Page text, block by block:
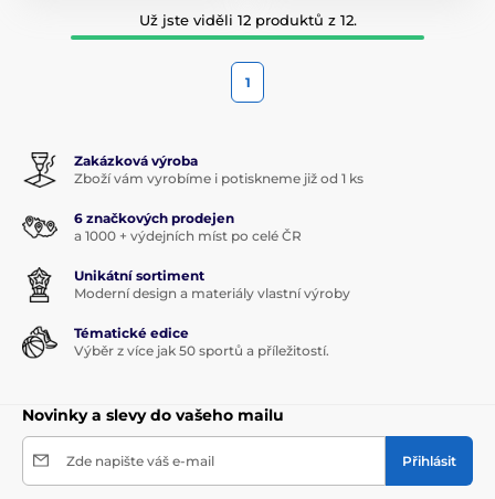
Už jste viděli 12 produktů z 12.
1
Zakázková výroba
Zboží vám vyrobíme i potiskneme již od 1 ks
6 značkových prodejen
a 1000 + výdejních míst po celé ČR
Unikátní sortiment
Moderní design a materiály vlastní výroby
Tématické edice
Výběr z více jak 50 sportů a příležitostí.
Novinky a slevy do vašeho mailu
Zde napište váš e-mail Přihlásit